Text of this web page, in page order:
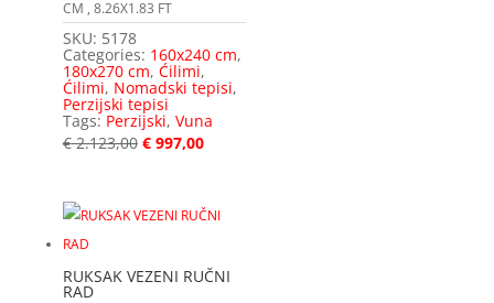
CM , 8.26X1.83 FT
SKU: 5178
Categories: 160x240 cm,
180x270 cm, Ćilimi,
Ćilimi, Nomadski tepisi,
Perzijski tepisi
Tags: Perzijski, Vuna
€2.123,00 €997,00
RUKSAK VEZENI RUČNI
RAD